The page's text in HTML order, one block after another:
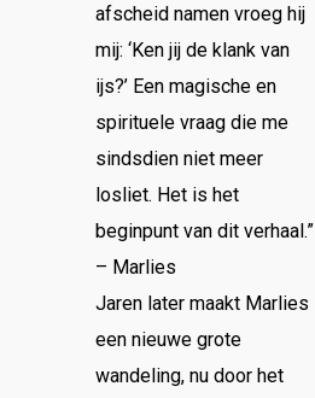
afscheid namen vroeg hij
mij: ‘Ken jij de klank van
ijs?’ Een magische en
spirituele vraag die me
sindsdien niet meer
losliet. Het is het
beginpunt van dit verhaal.”
– Marlies
Jaren later maakt Marlies
een nieuwe grote
wandeling, nu door het